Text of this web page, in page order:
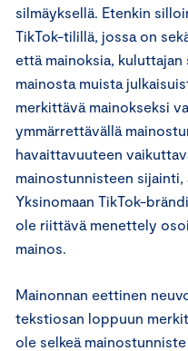
silmäyksellä. Etenkin
TikTok-tilillä, jossa on
että mainoksia, kuluttajan
mainosta muista
merkittävä mainokseksi
ymmärrettävällä
havaittavuuteen
mainostunnisteen
Yksinomaan TikTok-
ole riittävä menettely
mainos.
Mainonnan eettinen
tekstiosan loppuun
ole selkeä